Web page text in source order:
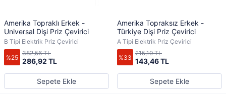
Amerika Topraklı Erkek -
Universal Dişi Priz Çevirici
B Tipi Elektrik Priz Çevirici
%25 286,92 TL
382,56 TL
Sepete Ekle
Amerika Topraksız Erkek -
Türkiye Dişi Priz Çevirici
A Tipi Elektrik Priz Çevirici
%33 143,46 TL
215,19 TL
Sepete Ekle